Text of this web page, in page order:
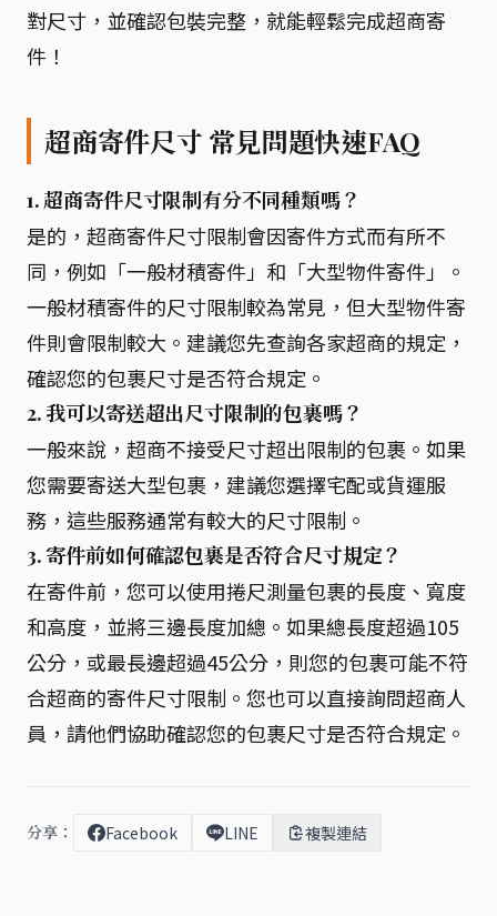
對尺寸，並確認包裝完整，就能輕鬆完成超商寄
件！
超商寄件尺寸 常見問題快速FAQ
1. 超商寄件尺寸限制有分不同種類嗎？
是的，超商寄件尺寸限制會因寄件方式而有所不
同，例如「一般材積寄件」和「大型物件寄件」。
一般材積寄件的尺寸限制較為常見，但大型物件寄
件則會限制較大。建議您先查詢各家超商的規定，
確認您的包裹尺寸是否符合規定。
2. 我可以寄送超出尺寸限制的包裹嗎？
一般來說，超商不接受尺寸超出限制的包裹。如果
您需要寄送大型包裹，建議您選擇宅配或貨運服
務，這些服務通常有較大的尺寸限制。
3. 寄件前如何確認包裹是否符合尺寸規定？
在寄件前，您可以使用捲尺測量包裹的長度、寬度
和高度，並將三邊長度加總。如果總長度超過105
公分，或最長邊超過45公分，則您的包裹可能不符
合超商的寄件尺寸限制。您也可以直接詢問超商人
員，請他們協助確認您的包裹尺寸是否符合規定。
分享： Facebook LINE 複製連結